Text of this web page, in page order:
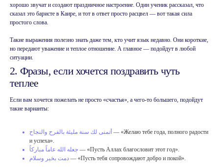
хорошо звучат и создают праздничное настроение. Один ученик рассказал, что
сказал это баристе в Каире, и тот в ответ просто расцвел — вот такая сила
простого слова.
Такие выражения полезно знать даже тем, кто учит язык недавно. Они короткие,
но передают уважение и теплое отношение. А главное — подойдут в любой
ситуации.
2. Фразы, если хочется поздравить чуть
теплее
Если вам хочется пожелать не просто «счастья», а чего-то большего, подойдут
такие варианты:
— «Желаю тебе года, полного радости
и успеха».
— «Пусть Аллах благословит этот год».
— «Пусть тебя сопровождают добро и покой».